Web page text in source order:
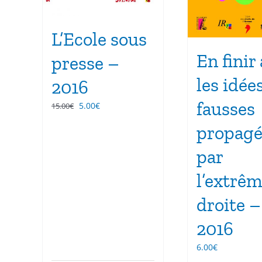
L’Ecole sous
presse –
2016
15.00€ Le
5.00€Le
En finir
les
fausses
par
droite –
2016
6.00€